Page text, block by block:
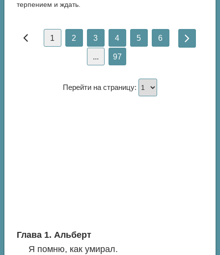
терпением и ждать.
1 2 3 4 5 6
... 97
Перейти на страницу:
Глава 1. Альберт
Я помню, как умирал.